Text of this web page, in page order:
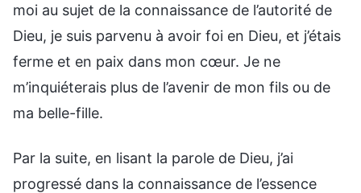
moi au sujet de la connaissance de l’autorité de
Dieu, je suis parvenu à avoir foi en Dieu, et j’étais
ferme et en paix dans mon cœur. Je ne
m’inquiéterais plus de l’avenir de mon fils ou de
ma belle-fille.
Par la suite, en lisant la parole de Dieu, j’ai
progressé dans la connaissance de l’essence